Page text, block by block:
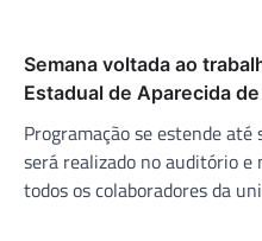
Semana voltada ao
Estadual de Aparecida
Programação se estende
será realizado no auditório e
todos os colaboradores da